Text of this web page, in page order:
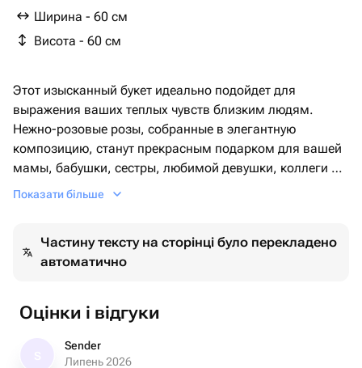
Ширина - 60 см
Висота - 60 см
Этот изысканный букет идеально подойдет для
выражения ваших теплых чувств близким людям.
Нежно-розовые розы, собранные в элегантную
композицию, станут прекрасным подарком для вашей
мамы, бабушки, сестры, любимой девушки, коллеги по
работе или подруги. Аккуратная упаковка и яркий
адресата и создаст атмосферу тепла и заботы.
Показати більше
Частину тексту на сторінці було перекладено
автоматично
Оцінки і відгуки
Sender
Липень 2026